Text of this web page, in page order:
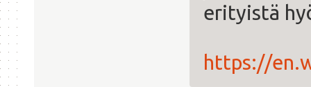
erityistä
https://